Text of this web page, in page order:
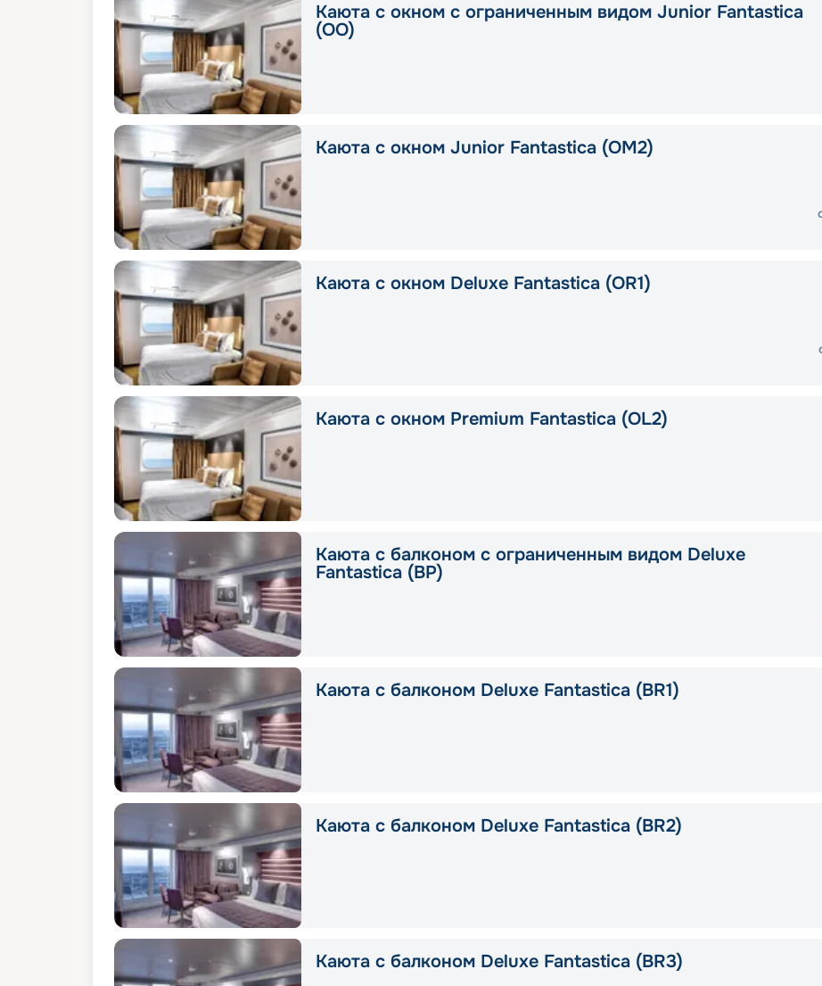
Каюта с окном с ограниченным видом Junior Fantastica
(OO)
Каюта с окном Junior Fantastica (OM2)
Каюта с окном Deluxe Fantastica (OR1)
Каюта с окном Premium Fantastica (OL2)
Каюта с балконом c ограниченным видом Deluxe
Fantastica (BP)
Каюта с балконом Deluxe Fantastica (BR1)
Каюта с балконом Deluxe Fantastica (BR2)
Каюта с балконом Deluxe Fantastica (BR3)